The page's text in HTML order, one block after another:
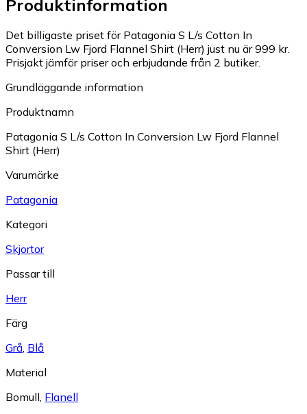
Produktinformation
Det billigaste priset för Patagonia S L/s Cotton In
Conversion Lw Fjord Flannel Shirt (Herr) just nu är 999 kr.
Prisjakt jämför priser och erbjudande från 2 butiker.
Grundläggande information
Produktnamn
Patagonia S L/s Cotton In Conversion Lw Fjord Flannel
Shirt (Herr)
Varumärke
Patagonia
Kategori
Skjortor
Passar till
Herr
Färg
Grå, Blå
Material
Bomull, Flanell